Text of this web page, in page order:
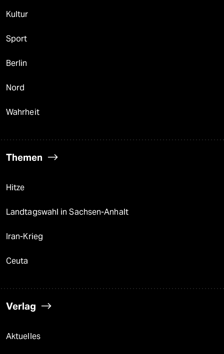
Kultur
Sport
Berlin
Nord
Wahrheit
Themen
Hitze
Landtagswahl in Sachsen-Anhalt
Iran-Krieg
Ceuta
Verlag
Aktuelles